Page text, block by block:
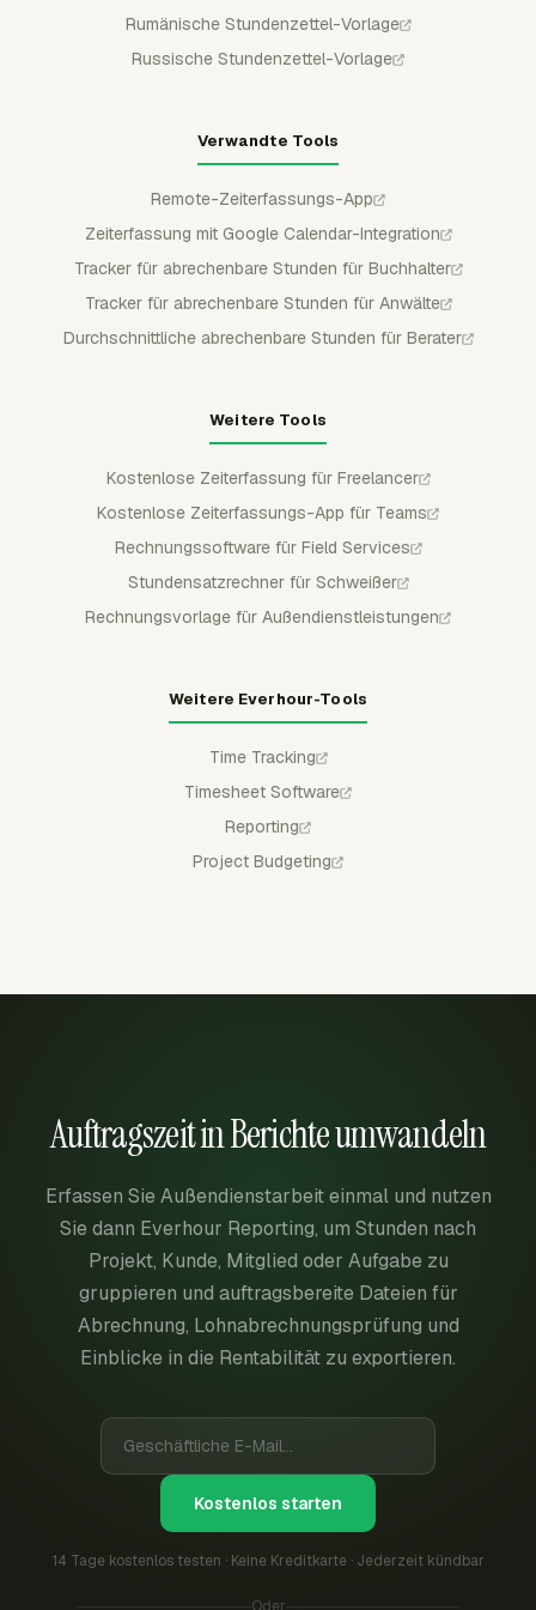
Rumänische Stundenzettel-Vorlage
Russische Stundenzettel-Vorlage
Verwandte Tools
Remote-Zeiterfassungs-App
Zeiterfassung mit Google Calendar-Integration
Tracker für abrechenbare Stunden für Buchhalter
Tracker für abrechenbare Stunden für Anwälte
Durchschnittliche abrechenbare Stunden für Berater
Weitere Tools
Kostenlose Zeiterfassung für Freelancer
Kostenlose Zeiterfassungs-App für Teams
Rechnungssoftware für Field Services
Stundensatzrechner für Schweißer
Rechnungsvorlage für Außendienstleistungen
Weitere Everhour-Tools
Time Tracking
Timesheet Software
Reporting
Project Budgeting
Auftragszeit in Berichte umwandeln
Erfassen Sie Außendienstarbeit einmal und nutzen
Sie dann Everhour Reporting, um Stunden nach
Projekt, Kunde, Mitglied oder Aufgabe zu
gruppieren und auftragsbereite Dateien für
Abrechnung, Lohnabrechnungsprüfung und
Einblicke in die Rentabilität zu exportieren.
Kostenlos starten
14 Tage kostenlos testen · Keine Kreditkarte · Jederzeit kündbar
Oder